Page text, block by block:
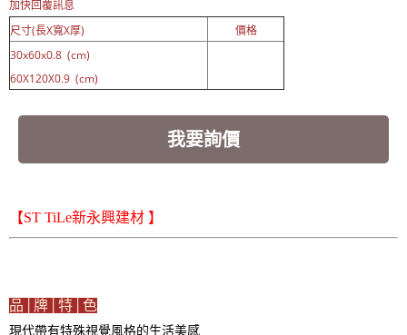
加快回覆訊息
尺寸(長X寬X厚)
價格
30x60x0.8 (cm)
60X120X0.9 (cm)
我要詢價
【ST TiLe新永興建材 】
品│牌│特│色
現代帶有特殊視覺風格的生活美感